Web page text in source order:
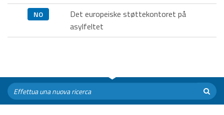
NO
Det europeiske støttekontoret på
asylfeltet